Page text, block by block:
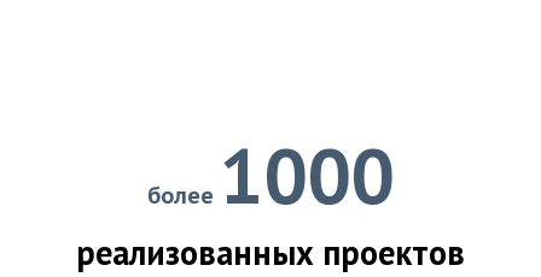
более 1000
реализованных проектов